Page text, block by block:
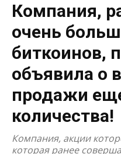
Компания,
очень
биткоинов,
объявила о
продажи
количества!
Компания, акции
которая ранее